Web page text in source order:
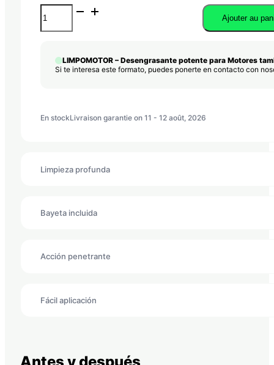
quantité
de
LIMPOMOTOR
Desengrasante
potente
Ajouter au
LIMPOMOTOR – Desengrasante potente para Motores
Si te interesa este formato, puedes ponerte en contacto con
En stockLivraison garantie on 11 - 12 août, 2026
Limpieza profunda
Bayeta incluida
Acción penetrante
Fácil aplicación